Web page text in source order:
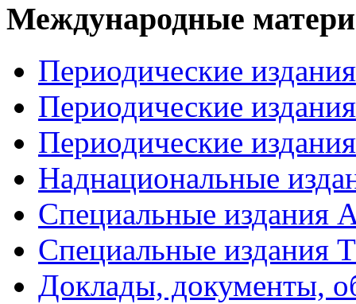
Международные
Периодические
Периодические
Периодические
Наднациональные
Специальные издания
Специальные издания
Доклады, документы,